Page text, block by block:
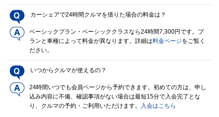
カーシェアで24時間クルマを借りた場合の料金は？
ベーシックプラン・ベーシッククラスなら24時間7,300円です。プ
ランと車種によって料金が異なります。詳細は料金ページをご覧く
ださい。
いつからクルマが使えるの？
24時間いつでも会員ページから予約できます。初めての方は、申し
込み内容に不備、確認事項がない場合は最短15分で入会完了とな
り、クルマの予約・ご利用いただけます。
入会はこちら